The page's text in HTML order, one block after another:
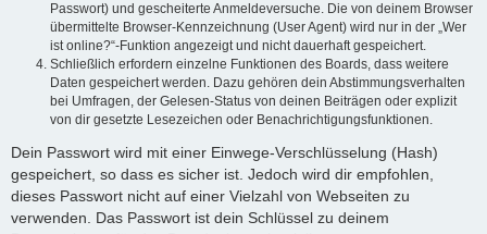
Passwort) und gescheiterte Anmeldeversuche. Die von deinem Browser
übermittelte Browser-Kennzeichnung (User Agent) wird nur in der „Wer
ist online?“-Funktion angezeigt und nicht dauerhaft gespeichert.
Schließlich erfordern einzelne Funktionen des Boards, dass weitere
Daten gespeichert werden. Dazu gehören dein Abstimmungsverhalten
bei Umfragen, der Gelesen-Status von deinen Beiträgen oder explizit
von dir gesetzte Lesezeichen oder Benachrichtigungsfunktionen.
Dein Passwort wird mit einer Einwege-Verschlüsselung (Hash)
gespeichert, so dass es sicher ist. Jedoch wird dir empfohlen,
dieses Passwort nicht auf einer Vielzahl von Webseiten zu
verwenden. Das Passwort ist dein Schlüssel zu deinem